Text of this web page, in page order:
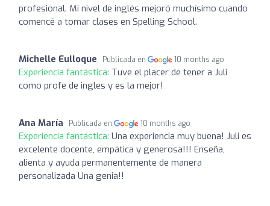
profesional. Mi nivel de inglés mejoró muchísimo cuando
comencé a tomar clases en Spelling School.
Michelle Eulloque Publicada en 10 months ago
Experiencia fantástica: Tuve el placer de tener a Juli
como profe de ingles y es la mejor!
Ana María Publicada en 10 months ago
Experiencia fantástica: Una experiencia muy buena! Juli es
excelente docente, empática y generosa!!! Enseña,
alienta y ayuda permanentemente de manera
personalizada Una genia!!